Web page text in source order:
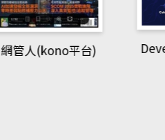
Developmetal cell